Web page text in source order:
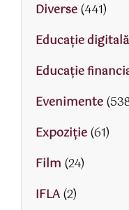
Diverse(441)
Educaţie digitală
Educaţie
Evenimente
Expoziție(61)
Film (24)
IFLA(2)